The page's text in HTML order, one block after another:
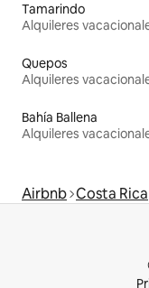
Tamarindo
Alquileres
Quepos
Alquileres
Bahía Ballena
Alquileres
Airbnb Costa Rica